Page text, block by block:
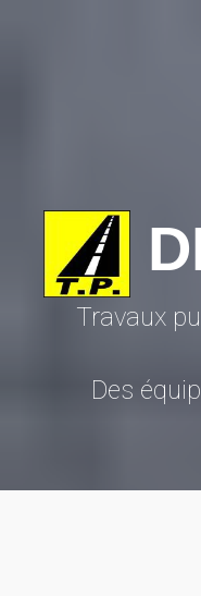
Travaux
Des